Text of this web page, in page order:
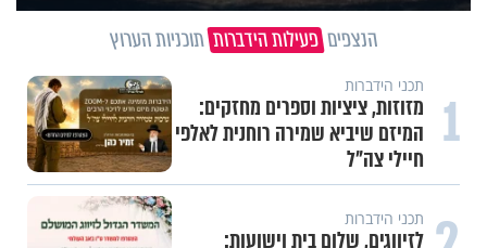
הנצפים פעילות הידברות תוכניות הערוץ
1 תכני הידברות
מזוזות, ציציות וספרים מחזקים:
המיזם שיביא שמירה רוחנית לאלפי
חיילי צה"ל
תכני הידברות
לזיווגים, שלום בית וישועות: